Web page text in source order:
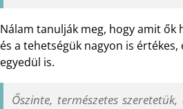
Nálam tanulják meg, hogy amit ők
és a tehetségük nagyon is
egyedül is.
Őszinte, természetes